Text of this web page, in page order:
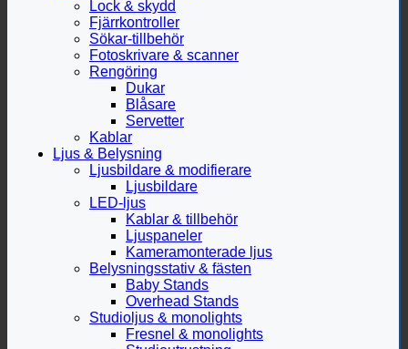
Lock & skydd
Fjärrkontroller
Sökar-tillbehör
Fotoskrivare & scanner
Rengöring
Dukar
Blåsare
Servetter
Kablar
Ljus & Belysning
Ljusbildare & modifierare
Ljusbildare
LED-ljus
Kablar & tillbehör
Ljuspaneler
Kameramonterade ljus
Belysningsstativ & fästen
Baby Stands
Overhead Stands
Studioljus & monolights
Fresnel & monolights